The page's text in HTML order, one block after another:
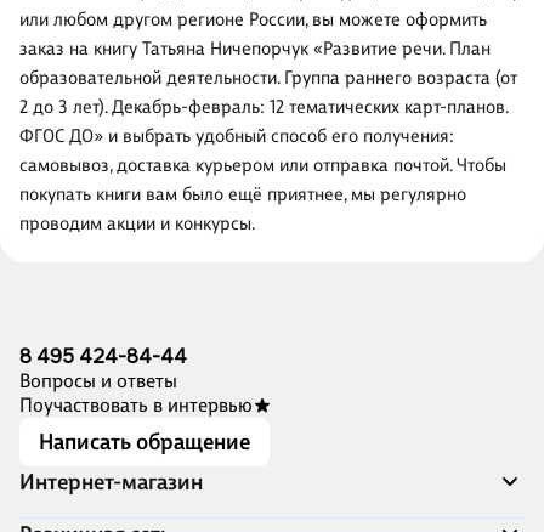
или любом другом регионе России, вы можете оформить
заказ на книгу Татьяна Ничепорчук «Развитие речи. План
образовательной деятельности. Группа раннего возраста (от
2 до 3 лет). Декабрь-февраль: 12 тематических карт-планов.
ФГОС ДО» и выбрать удобный способ его получения:
самовывоз, доставка курьером или отправка почтой. Чтобы
покупать книги вам было ещё приятнее, мы регулярно
проводим акции и конкурсы.
8 495 424-84-44
Вопросы и ответы
Поучаствовать в интервью
Написать обращение
Интернет-магазин